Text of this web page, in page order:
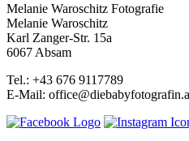
Melanie Waroschitz Fotografie
Melanie Waroschitz
Karl Zanger-Str. 15a
6067 Absam
Tel.: +43 676 9117789
E-Mail: